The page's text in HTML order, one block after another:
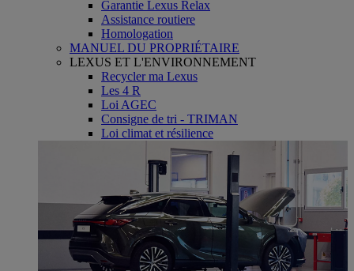
Garantie Lexus Relax
Assistance routiere
Homologation
MANUEL DU PROPRIÉTAIRE
LEXUS ET L'ENVIRONNEMENT
Recycler ma Lexus
Les 4 R
Loi AGEC
Consigne de tri - TRIMAN
Loi climat et résilience